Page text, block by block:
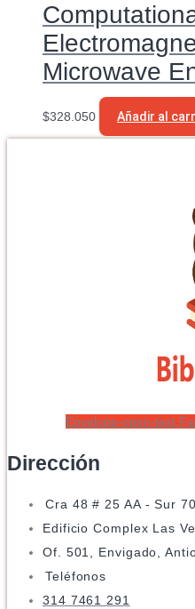
Microwave
$328.050 Añadir al
Envelope-open-text
Dirección
Cra 48 # 25 AA - Sur 70
Edificio Complex Las
Of. 501, Envigado,
Teléfonos
314 7461 291